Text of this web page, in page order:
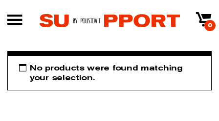
0
No products were found matching
your selection.